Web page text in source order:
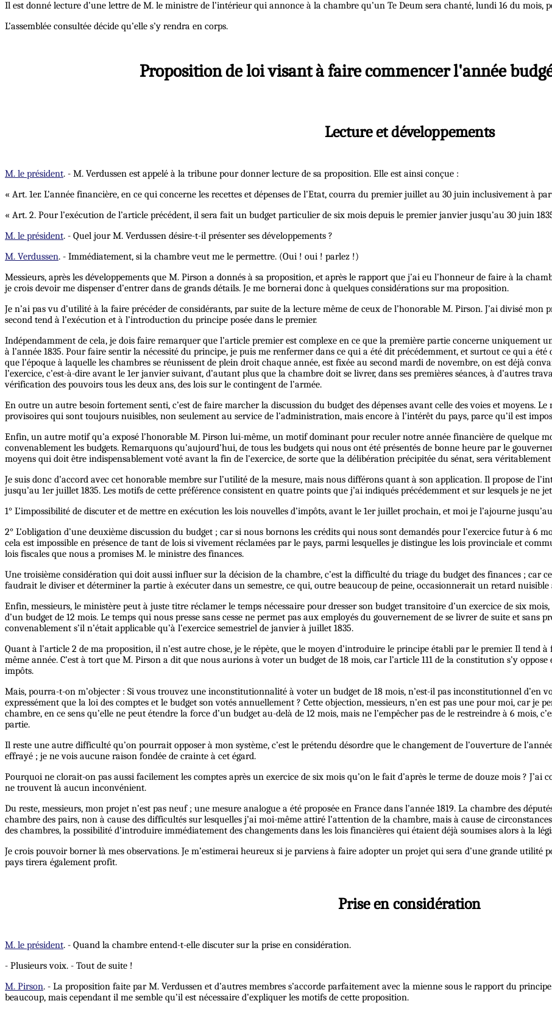
Il est donné lecture d’une lettre de M. le ministre de l’intérieur qui annonce à la chambre qu’un Te Deum sera chanté, lundi 16 du mois,
L’assemblée consultée décide qu’elle s’y rendra en corps.
Proposition de loi visant à faire commencer l'année
Lecture et développements
M. le président. - M. Verdussen est appelé à la tribune pour donner lecture de sa proposition. Elle est ainsi conçue :
« Art. 1er. L’année financière, en ce qui concerne les recettes et dépenses de l’Etat, courra du premier juillet au 30 juin inclusivement à
« Art. 2. Pour l’exécution de l’article précédent, il sera fait un budget particulier de six mois depuis le premier janvier jusqu’au 30 juin
M. le président. - Quel jour M. Verdussen désire-t-il présenter ses développements ?
M. Verdussen. - Immédiatement, si la chambre veut me le permettre. (Oui ! oui ! parlez !)
Messieurs, après les développements que M. Pirson a donnés à sa proposition, et après le rapport que j’ai eu l’honneur de faire à la
je crois devoir me dispenser d’entrer dans de grands détails. Je me bornerai donc à quelques considérations sur ma proposition.
Je n’ai pas vu d’utilité à la faire précéder de considérants, par suite de la lecture même de ceux de l’honorable M. Pirson. J’ai divisé
second tend à l’exécution et à l’introduction du principe posée dans le premier.
Indépendamment de cela, je dois faire remarquer que l’article premier est complexe en ce que la première partie concerne uniquement
à l’année 1835. Pour faire sentir la nécessité du principe, je puis me renfermer dans ce qui a été dit précédemment, et surtout ce qui a
que l’époque à laquelle les chambres se réunissent de plein droit chaque année, est fixée au second mardi de novembre, on est déjà
l’exercice, c’est-à-dire avant le 1er janvier suivant, d’autant plus que la chambre doit se livrer, dans ses premières séances, à d’autres
vérification des pouvoirs tous les deux ans, des lois sur le contingent de l’armée.
En outre un autre besoin fortement senti, c’est de faire marcher la discussion du budget des dépenses avant celle des voies et moyens.
provisoires qui sont toujours nuisibles, non seulement au service de l’administration, mais encore à l’intérêt du pays, parce qu’il est
Enfin, un autre motif qu’a exposé l’honorable M. Pirson lui-même, un motif dominant pour reculer notre année financière de quelque
convenablement les budgets. Remarquons qu’aujourd’hui, de tous les budgets qui nous ont été présentés de bonne heure par le
moyens qui doit être indispensablement voté avant la fin de l’exercice, de sorte que la délibération précipitée du sénat, sera
Je suis donc d’accord avec cet honorable membre sur l’utilité de la mesure, mais nous différons quant à son application. Il propose de
jusqu’au 1er juillet 1835. Les motifs de cette préférence consistent en quatre points que j’ai indiqués précédemment et sur lesquels je ne
1° L’impossibilité de discuter et de mettre en exécution les lois nouvelles d’impôts, avant le 1er juillet prochain, et moi je l’ajourne
2° L’obligation d’une deuxième discussion du budget ; car si nous bornons les crédits qui nous sont demandés pour l’exercice futur à 6
cela est impossible en présence de tant de lois si vivement réclamées par le pays, parmi lesquelles je distingue les lois provinciale et
lois fiscales que nous a promises M. le ministre des finances.
Une troisième considération qui doit aussi influer sur la décision de la chambre, c’est la difficulté du triage du budget des finances ; car
faudrait le diviser et déterminer la partie à exécuter dans un semestre, ce qui, outre beaucoup de peine, occasionnerait un retard nuisible
Enfin, messieurs, le ministère peut à juste titre réclamer le temps nécessaire pour dresser son budget transitoire d’un exercice de six
d’un budget de 12 mois. Le temps qui nous presse sans cesse ne permet pas aux employés du gouvernement de se livrer de suite et
convenablement s’il n’était applicable qu’à l’exercice semestriel de janvier à juillet 1835.
Quant à l’article 2 de ma proposition, il n’est autre chose, je le répète, que le moyen d’introduire le principe établi par le premier. Il
même année. C’est à tort que M. Pirson a dit que nous aurions à voter un budget de 18 mois, car l’article 111 de la constitution s’y
impôts.
Mais, pourra-t-on m’objecter : Si vous trouvez une inconstitutionnalité à voter un budget de 18 mois, n’est-il pas inconstitutionnel d’en
expressément que la loi des comptes et le budget son votés annuellement ? Cette objection, messieurs, n’en est pas une pour moi, car je
chambre, en ce sens qu’elle ne peut étendre la force d’un budget au-delà de 12 mois, mais ne l’empêcher pas de le restreindre à 6 mois,
partie.
Il reste une autre difficulté qu’on pourrait opposer à mon système, c’est le prétendu désordre que le changement de l’ouverture de
effrayé ; je ne vois aucune raison fondée de crainte à cet égard.
Pourquoi ne clorait-on pas aussi facilement les comptes après un exercice de six mois qu’on le fait d’après le terme de douze mois ? J’ai
ne trouvent là aucun inconvénient.
Du reste, messieurs, mon projet n’est pas neuf ; une mesure analogue a été proposée en France dans l’année 1819. La chambre des
chambre des pairs, non à cause des difficultés sur lesquelles j’ai moi-même attiré l’attention de la chambre, mais à cause de
des chambres, la possibilité d’introduire immédiatement des changements dans les lois financières qui étaient déjà soumises alors à la
Je crois pouvoir borner là mes observations. Je m’estimerai heureux si je parviens à faire adopter un projet qui sera d’une grande utilité
pays tirera également profit.
Prise en considération
M. le président. - Quand la chambre entend-t-elle discuter sur la prise en considération.
- Plusieurs voix. - Tout de suite !
M. Pirson. - La proposition faite par M. Verdussen et d’autres membres s’accorde parfaitement avec la mienne sous le rapport du
beaucoup, mais cependant il me semble qu’il est nécessaire d’expliquer les motifs de cette proposition.